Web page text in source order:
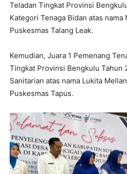
Teladan Tingkat Provinsi
Kategori Tenaga Bidan atas nama
Puskesmas Talang Leak.
Kemudian, Juara 1 Pemenang
Tingkat Provinsi Bengkulu Tahun
Sanitarian atas nama Lukita
Puskesmas Tapus.